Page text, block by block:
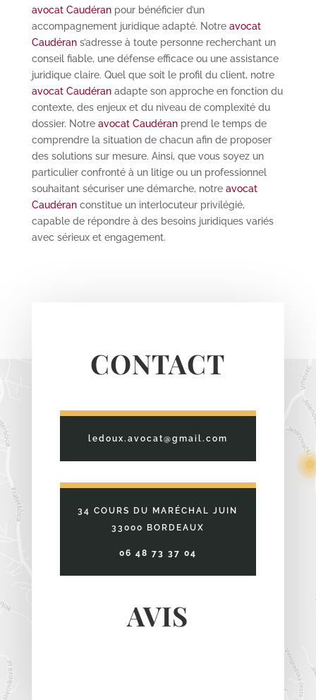
avocat Caudéranpour bénéficier d’un
accompagnement juridique adapté. Notre avocat
Caudérans’adresse à toute personne recherchant un
conseil fiable, une défense efficace ou une assistance
juridique claire. Quel que soit le profil du client, notre
avocat Caudéranadapte son approche en fonction du
contexte, des enjeux et du niveau de complexité du
dossier. Notre avocat Caudéranprend le temps de
comprendre la situation de chacun afin de proposer
des solutions sur mesure. Ainsi, que vous soyez un
particulier confronté à un litige ou un professionnel
souhaitant sécuriser une démarche, notre avocat
Caudéranconstitue un interlocuteur privilégié,
capable de répondre à des besoins juridiques variés
avec sérieux et engagement.
CONTACT
ledoux.avocat@gmail.com
34 COURS DU MARÉCHAL JUIN
33000 BORDEAUX
06 48 73 37 04
AVIS